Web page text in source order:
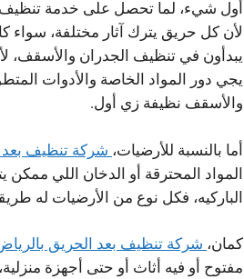
أول شيء، لما تحصل على خدمة تنظيف
لأن كل حريق يترك آثار مختلفة، سواء
يبدأون في تنظيف الجدران والأسقف،
يجي دور المواد الخاصة والأدوات
والأسقف نظيفة زي أول.
أما بالنسبة للأرضيات، شركة تنظيف بعد
المواد المحترقة أو الدخان اللي
الباركيه، فكل نوع من الأرضيات له
كمان، شركة تنظيف بعد الحريق
مفتوح أو فيه أثاث أو حتى أجهزة